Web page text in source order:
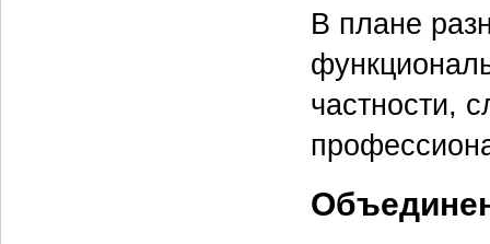
В плане
частности,